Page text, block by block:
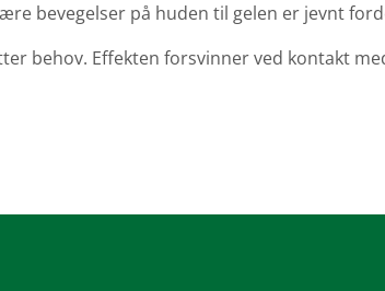
bevegelser på huden til gelen er jevnt
behov. Effekten forsvinner ved kontakt
Kløestop